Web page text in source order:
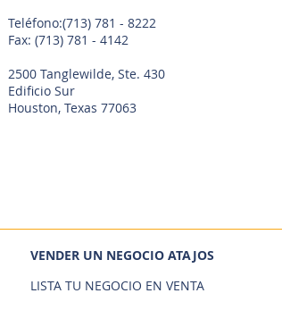
Teléfono:(713) 781 - 8222
Fax: (713) 781 - 4142
2500 Tanglewilde, Ste. 430
Edificio Sur
Houston, Texas 77063
VENDER UN NEGOCIO ATAJOS
LISTA TU NEGOCIO EN VENTA